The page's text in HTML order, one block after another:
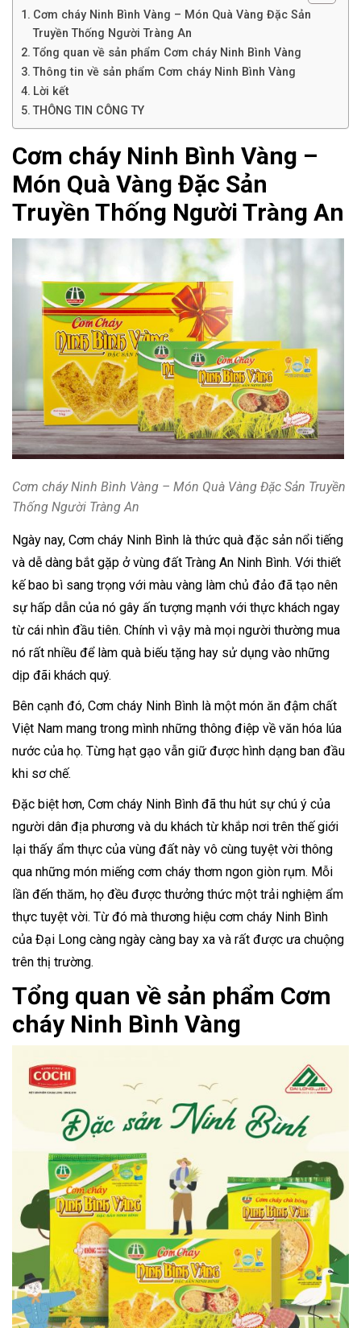
Cơm cháy Ninh Bình Vàng – Món Quà Vàng Đặc Sản
Truyền Thống Người Tràng An
Tổng quan về sản phẩm Cơm cháy Ninh Bình Vàng
Thông tin về sản phẩm Cơm cháy Ninh Bình Vàng
Lời kết
THÔNG TIN CÔNG TY
Cơm cháy Ninh Bình Vàng –
Món Quà Vàng Đặc Sản
Truyền Thống Người Tràng An
Cơm cháy Ninh Bình Vàng – Món Quà Vàng Đặc Sản Truyền
Thống Người Tràng An
Ngày nay, Cơm cháy Ninh Bình là thức quà đặc sản nổi tiếng
và dễ dàng bắt gặp ở vùng đất Tràng An Ninh Bình. Với thiết
kế bao bì sang trọng với màu vàng làm chủ đảo đã tạo nên
sự hấp dẫn của nó gây ấn tượng mạnh với thực khách ngay
từ cái nhìn đầu tiên. Chính vì vậy mà mọi người thường mua
nó rất nhiều để làm quà biếu tặng hay sử dụng vào những
dịp đãi khách quý.
Bên cạnh đó, Cơm cháy Ninh Bình là một món ăn đậm chất
Việt Nam mang trong mình những thông điệp về văn hóa lúa
nước của họ. Từng hạt gạo vẫn giữ được hình dạng ban đầu
khi sơ chế.
Đặc biệt hơn, Cơm cháy Ninh Bình đã thu hút sự chú ý của
người dân địa phương và du khách từ khắp nơi trên thế giới
lại thấy ẩm thực của vùng đất này vô cùng tuyệt vời thông
qua những món miếng cơm cháy thơm ngon giòn rụm. Mỗi
lần đến thăm, họ đều được thưởng thức một trải nghiệm ẩm
thực tuyệt vời. Từ đó mà thương hiệu cơm cháy Ninh Bình
của Đại Long càng ngày càng bay xa và rất được ưa chuộng
trên thị trường.
Tổng quan về sản phẩm Cơm
cháy Ninh Bình Vàng